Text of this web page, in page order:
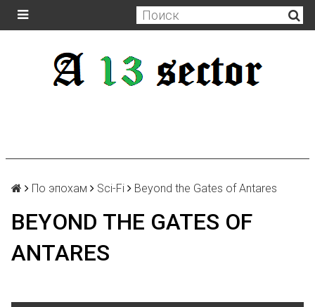
По эпохам Sci-Fi Beyond the Gates of Antares
BEYOND THE GATES OF
ANTARES